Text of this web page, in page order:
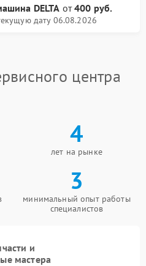
DELTA от400 руб.
дату 06.08.2026
центра
4
лет на рынке
3
минимальный опыт работы
специалистов
и
мастера